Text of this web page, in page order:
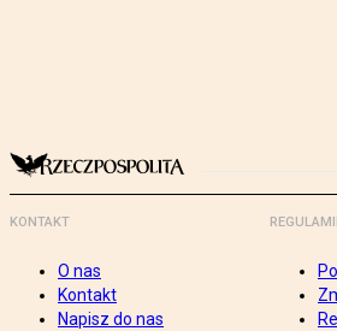
KONTAKT
O nas
Kontakt
Napisz do nas